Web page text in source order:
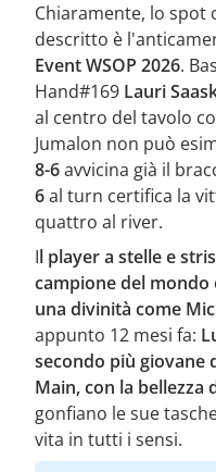
Chiaramente, lo spot
descritto è
Event WSOP 2026.
Hand#169 Lauri
al centro del tavolo
Jumalon non può
8-6avvicina già il
6al turn certifica la
quattro al river.
Il player a stelle e
campione del mondo
una divinità come
appunto 12 mesi fa:
secondo più giovane
Main, con la bellezza
gonfiano le sue
vita in tutti i sensi.